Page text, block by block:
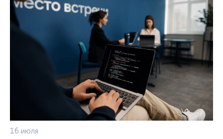
16 июля